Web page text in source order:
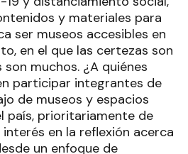
y materiales para
ser museos accesibles en
en el que las certezas son
muchos. ¿A quiénes
participar integrantes de
de museos y espacios
país, prioritariamente de
en la reflexión acerca
un enfoque de